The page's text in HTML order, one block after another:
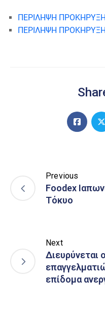
ΠΕΡΙΛΗΨΗ
ΠΕΡΙΛΗΨΗ
Previous
Foodex
Τόκυο
Next
Διευρύνεται
επίδομα